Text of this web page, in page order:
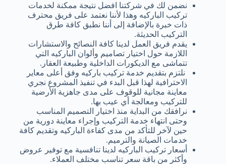
نضمن لك في شركتنا افضل نتيجة ممكنة لخدمات
تركيب الباركيه وهذا لأننا نعتمد على فريق محترف
ذات خبرة بالإضافة إلى أننا نطبق كافة طرق
التركيب الحديثة.
يقدم فريق العمل لدينا كافة النصائح والاستشارات
اللازمة حول اختيار تصاميم وألوان الباركيه التي
تتماشى مع الديكورات الداخلية وطبيعة العقار.
نلتزم بتقديم خدمة تركيب باركيه وفق أعلى معاير
الاحترافية لهذا قبل البدء في تنفيذ المشروع نجري
معاينة مجانية للوقوف على مدى جاهزية الأرضية
للتركيب ومعالجة أي عيب بها.
نرافقك من البداية منذ اختيار التصميم المناسب
وحتى انتهاء خدمة التركيب وإجراء معاينة دورية من
حين لآخر للتأكد من مدى كفاءة الباركيه وتقديم كافة
خدمات الصيانة والترميم.
أسعار تركيب الباركيه لدينا تنافسية مع توفير عروض
وأكثر من باقة سعر تناسب مختلف العملاء.